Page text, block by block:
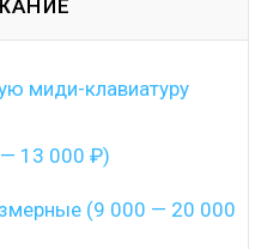
миди-клавиатуру
13 000 ₽)
(9 000 — 20 000